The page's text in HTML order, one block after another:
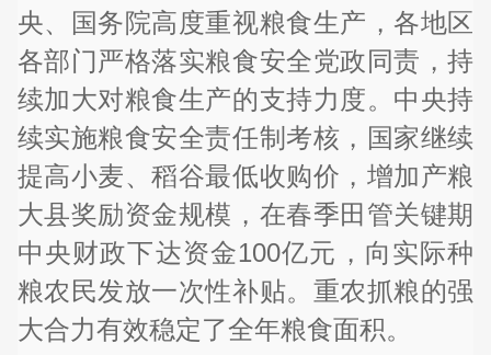
央、国务院高度重视粮食生产，各地区
各部门严格落实粮食安全党政同责，持
续加大对粮食生产的支持力度。中央持
续实施粮食安全责任制考核，国家继续
提高小麦、稻谷最低收购价，增加产粮
大县奖励资金规模，在春季田管关键期
中央财政下达资金100亿元，向实际种
粮农民发放一次性补贴。重农抓粮的强
大合力有效稳定了全年粮食面积。